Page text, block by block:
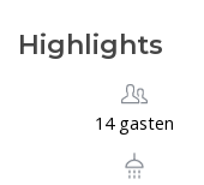
Highlights
14 gasten